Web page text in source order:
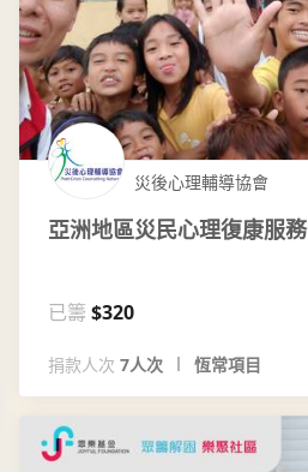
災後心理輔導協會
亞洲地區災民心理復康服務
已籌 $320
捐款人次 7人次 恆常項目